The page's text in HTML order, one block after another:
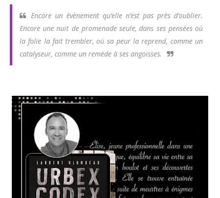
Encore un évènement qu’elle n’est pas près d’oublier.
Encore une nuit de promenade seule, dans ses pensées où
la folie la fait trembler, où sa peur la reprend, comme un
catalyseur, comme un remède à ses angoisses.